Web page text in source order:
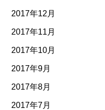
2017年12月
2017年11月
2017年10月
2017年9月
2017年8月
2017年7月